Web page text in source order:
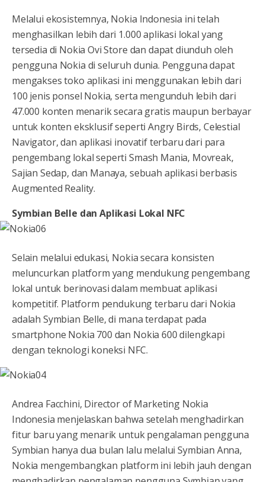
Melalui ekosistemnya, Nokia Indonesia ini telah
menghasilkan lebih dari 1.000 aplikasi lokal yang
tersedia di Nokia Ovi Store dan dapat diunduh oleh
pengguna Nokia di seluruh dunia. Pengguna dapat
mengakses toko aplikasi ini menggunakan lebih dari
100 jenis ponsel Nokia, serta mengunduh lebih dari
47.000 konten menarik secara gratis maupun berbayar
untuk konten eksklusif seperti Angry Birds, Celestial
Navigator, dan aplikasi inovatif terbaru dari para
pengembang lokal seperti Smash Mania, Movreak,
Sajian Sedap, dan Manaya, sebuah aplikasi berbasis
Augmented Reality.
Symbian Belle dan Aplikasi Lokal NFC
Selain melalui edukasi, Nokia secara konsisten
meluncurkan platform yang mendukung pengembang
lokal untuk berinovasi dalam membuat aplikasi
kompetitif. Platform pendukung terbaru dari Nokia
adalah Symbian Belle, di mana terdapat pada
smartphone Nokia 700 dan Nokia 600 dilengkapi
dengan teknologi koneksi NFC.
Andrea Facchini, Director of Marketing Nokia
Indonesia menjelaskan bahwa setelah menghadirkan
fitur baru yang menarik untuk pengalaman pengguna
Symbian hanya dua bulan lalu melalui Symbian Anna,
Nokia mengembangkan platform ini lebih jauh dengan